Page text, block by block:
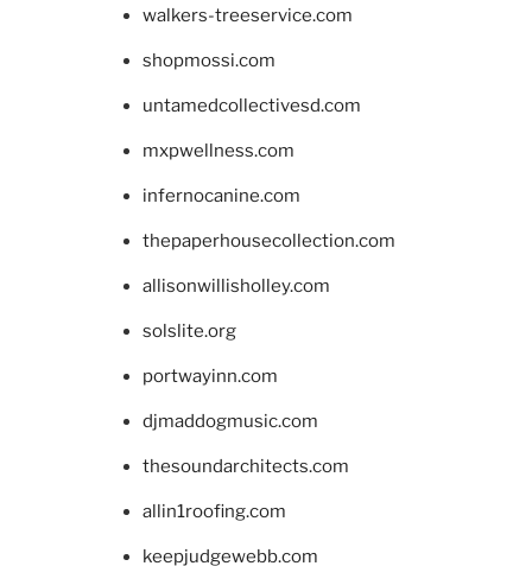
walkers-treeservice.com
shopmossi.com
untamedcollectivesd.com
mxpwellness.com
infernocanine.com
thepaperhousecollection.com
allisonwillisholley.com
solslite.org
portwayinn.com
djmaddogmusic.com
thesoundarchitects.com
allin1roofing.com
keepjudgewebb.com